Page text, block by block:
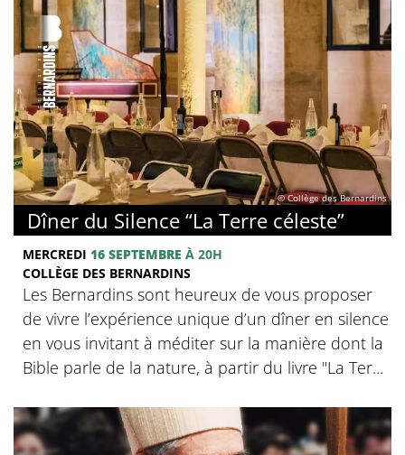
© Collège des Bernardins
Dîner du Silence “La Terre céleste”
MERCREDI 16 SEPTEMBRE À 20H
COLLÈGE DES BERNARDINS
Les Bernardins sont heureux de vous proposer
de vivre l’expérience unique d’un dîner en silence
en vous invitant à méditer sur la manière dont la
Bible parle de la nature, à partir du livre "La Ter...